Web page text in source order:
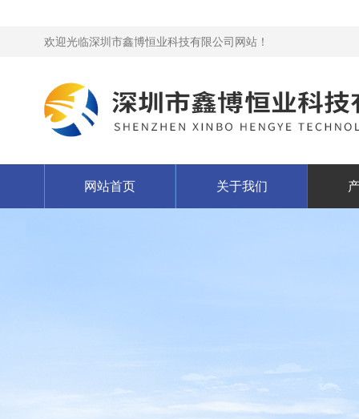
欢迎光临深圳市鑫博恒业科技有限公司网站！
网站首页 关于我们